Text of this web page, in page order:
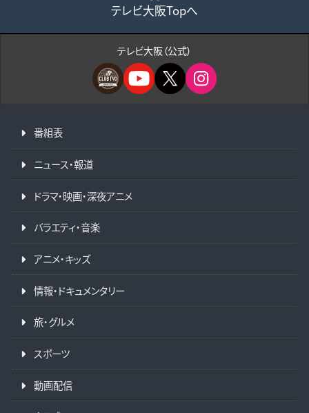
テレビ大阪Topへ
テレビ大阪（公式）
番組表
ニュース・報道
ドラマ・映画・深夜アニメ
バラエティ・音楽
アニメ・キッズ
情報・ドキュメンタリー
旅・グルメ
スポーツ
動画配信